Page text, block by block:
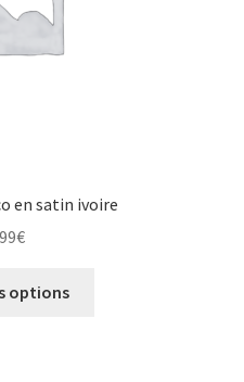
en satin ivoire
€
options